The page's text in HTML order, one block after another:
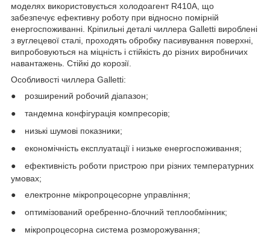
моделях використовується холодоагент R410A, що
забезпечує ефективну роботу при відносно помірній
енергоспоживанні. Кріпильні деталі чиллера Galletti вироблені
з вуглецевої сталі, проходять обробку пасивування поверхні,
випробовуються на міцність і стійкість до різних виробничих
навантажень. Стійкі до корозії.
Особливості чиллера Galletti:
●
розширений робочий діапазон;
●
тандемна конфігурація компресорів;
●
низькі шумові показники;
●
економічність експлуатації і низьке енергоспоживання;
●
ефективність роботи пристрою при різних температурних
умовах;
●
електронне мікропроцесорне управління;
●
оптимізований оребренно-блочний теплообмінник;
●
мікропроцесорна система розморожування;